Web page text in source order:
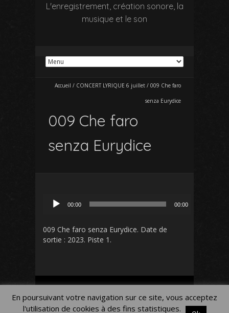
L'enregistrement, création sonore, la
musique et le son
Accueil / CONCERT LYRIQUE 6 juillet / 009 Che faro
senza Eurydice
009 Che faro
senza Eurydice
00:00 00:00
009 Che faro senza Eurydice. Date de
sortie : 2023. Piste 1.
Mentions légales
En poursuivant votre navigation sur ce site, vous acceptez
l'utilisation de cookies à des fins statistiques.